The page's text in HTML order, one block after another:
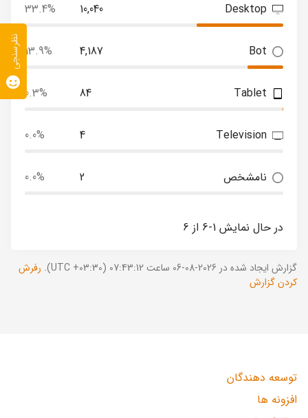
Desktop
10,040
33.4%
Bot
4,187
13.9%
Tablet
84
0.3%
Television
4
0.0%
نامشخص 2
0.0%
در حال نمایش 1-6 از 6
گزارش ایجاد شده در 2026-08-06 ساعت 07:43:12 (UTC +03:30).
رفرش
کردن گزارش
توسعه دهندگان
افزونه ها
نظرسنجی